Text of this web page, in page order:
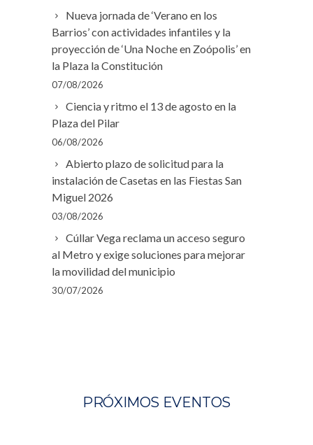
Nueva jornada de ‘Verano en los
Barrios’ con actividades infantiles y la
proyección de ‘Una Noche en Zoópolis’ en
la Plaza la Constitución
07/08/2026
Ciencia y ritmo el 13 de agosto en la
Plaza del Pilar
06/08/2026
Abierto plazo de solicitud para la
instalación de Casetas en las Fiestas San
Miguel 2026
03/08/2026
Cúllar Vega reclama un acceso seguro
al Metro y exige soluciones para mejorar
la movilidad del municipio
30/07/2026
PRÓXIMOS EVENTOS